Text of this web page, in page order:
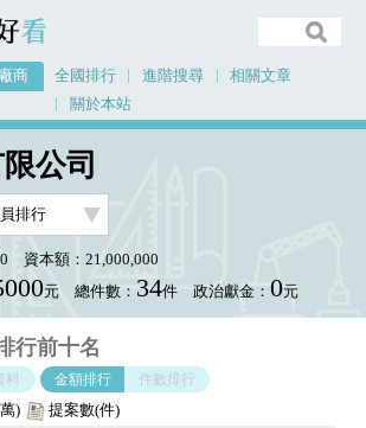
商 全國排行 進階搜尋
相關文章
關於本站
公司
資本額：21,000,000
元 總件數： 34件 政治獻金： 0元
行前十名
料 金額排行 件數排行
) 提案數(件)